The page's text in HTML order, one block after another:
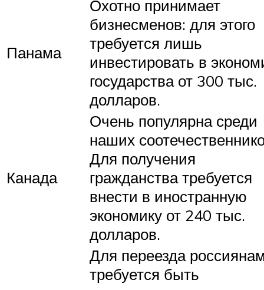
Панама
Охотно принимает
бизнесменов: для этого
требуется лишь
инвестировать в
государства от 300 тыс.
долларов.
Канада
Очень популярна среди
наших
Для получения
гражданства требуется
внести в иностранную
экономику от 240 тыс.
долларов.
Для переезда
требуется быть